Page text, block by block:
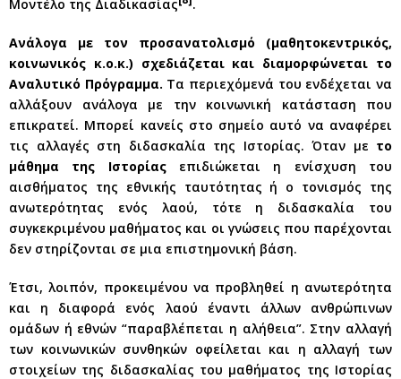
Μοντέλο της Διαδικασίας
.
Ανάλογα με τον προσανατολισμό (μαθητοκεντρικός,
κοινωνικός κ.ο.κ.) σχεδιάζεται και διαμορφώνεται το
Αναλυτικό Πρόγραμμα. Τα περιεχόμενά του ενδέχεται να
αλλάξουν ανάλογα με την κοινωνική κατάσταση που
επικρατεί. Μπορεί κανείς στο σημείο αυτό να αναφέρει
τις αλλαγές στη διδασκαλία της Ιστορίας. Όταν με το
μάθημα της Ιστορίαςεπιδιώκεται η ενίσχυση του
αισθήματος της εθνικής ταυτότητας ή ο τονισμός της
ανωτερότητας ενός λαού, τότε η διδασκαλία του
συγκεκριμένου μαθήματος και οι γνώσεις που παρέχονται
δεν στηρίζονται σε μια επιστημονική βάση.
Έτσι, λοιπόν, προκειμένου να προβληθεί η ανωτερότητα
και η διαφορά ενός λαού έναντι άλλων ανθρώπινων
ομάδων ή εθνών “παραβλέπεται η αλήθεια”. Στην αλλαγή
των κοινωνικών συνθηκών οφείλεται και η αλλαγή των
στοιχείων της διδασκαλίας του μαθήματος της Ιστορίας